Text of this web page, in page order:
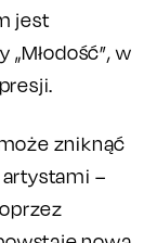
jest
„Młodość”, w
zniknąć
–